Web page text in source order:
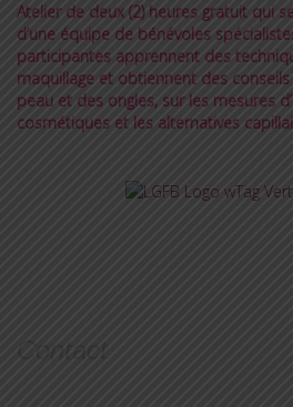
Atelier de deux (2) heures gratuit qui
d’une équipe de bénévoles
participantes apprennent des
maquillage et obtiennent des
peau et des ongles, sur les mesures
cosmétiques et les alternatives